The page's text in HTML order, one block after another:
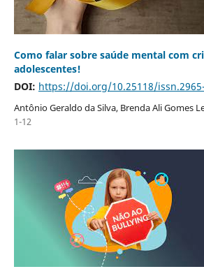
Como falar sobre saúde mental com
adolescentes!
DOI: https://doi.org/10.25118/
Antônio Geraldo da Silva, Brenda Ali Gomes
1-12